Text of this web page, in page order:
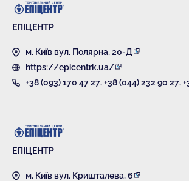
ЕПІЦЕНТР
м. Київ вул. Полярна, 20-Д
https://epicentrk.ua/
+38 (093) 170 47 27,+38 (044) 232 90 27,
ЕПІЦЕНТР
м. Київ вул. Кришталева, 6